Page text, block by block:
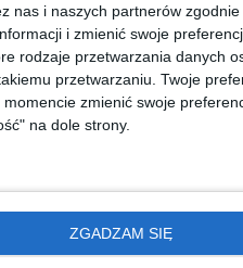
nas i naszych partnerów zgodnie
i zmienić swoje
rodzaje przetwarzania danych
przetwarzaniu. Twoje
zmienić swoje
na dole strony.
ZGADZAM SIĘ